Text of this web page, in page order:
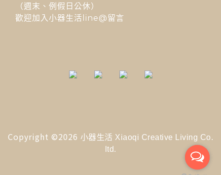
（週末、例假日公休）
歡迎加入小器生活line@留言
Copyright ©2026 小器生活 Xiaoqi Creative Living Co.
ltd.